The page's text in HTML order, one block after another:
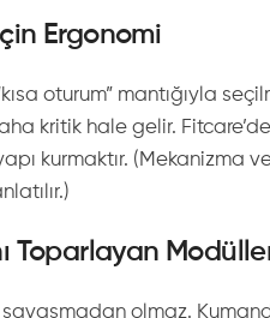
Ergonomi
oturum” mantığıyla
kritik hale gelir.
kurmaktır. (Mekanizma
Toparlayan
savaşmadan olmaz.